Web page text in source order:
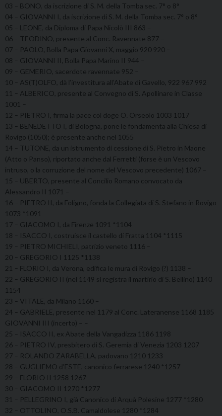
03 – BONO, da iscrizione di S. M. della Tomba sec. 7° o 8°
04 – GIOVANNI I, da iscrizione di S. M. della Tomba sec. 7° o 8°
05 – LEONE, da Diploma di Papa Nicolò III 863 –
06 – TEODINO, presente al Conc. Ravennate 877 –
07 – PAOLO, Bolla Papa Giovanni X, maggio 920 920 –
08 – GIOVANNI II, Bolla Papa Marino II 944 –
09 – GEMERIO, sacerdote ravennate 952 –
10 – AS(T)OLFO, dà l’investitura all’Abate di Gavello, 922 967 992
11 – ALBERICO, presente al Convegno di S. Apollinare in Classe
1001 –
12 – PIETRO I, firma la pace col doge O. Orseolo 1003 1017
13 – BENEDETTO I, di Bologna, pone le fondamenta alla Chiesa di
Rovigo (1050); è presente anche nel 1055
14 – TUTONE, da un istrumento di cessione di S. Pietro in Maone
(Atto o Panso), riportato anche dal Ferretti (forse è un Vescovo
intruso, o la corruzione del nome del Vescovo precedente) 1067 –
15 – UBERTO, presente al Concilio Romano convocato da
Alessandro II 1071 –
16 – PIETRO II, da Foligno, fonda la Collegiata di S. Stefano in Rovigo
1073 *1091
17 – GIACOMO I, da Firenze 1091 *1104
18 – ISACCO I, costruisce il castello di Fratta 1104 *1115
19 – PIETRO MICHIELI, patrizio veneto 1116 –
20 – GREGORIO I 1125 *1138
21 – FLORIO I, da Verona, edifica le mura di Rovigo (?) 1138 –
22 – GREGORIO II (nel 1149 si registra il martirio di S. Bellino) 1140
1154
23 – VITALE, da Milano 1160 –
24 – GABRIELE, presente nel 1179 al Conc. Lateranense 1168 1185
GIOVANNI III (incerto) – –
25 – ISACCO II, ex Abate della Vangadizza 1186 1198
26 – PIETRO IV, presbitero di S. Geremia di Venezia 1203 1207
27 – ROLANDO ZARABELLA, padovano 1210 1233
28 – GUGLIEMO d’ESTE, canonico ferrarese 1240 *1257
29 – FLORIO II 1258 1267
30 – GIACOMO II 1270 *1277
31 – PELLEGRINO I, già Canonico di Arquà Polesine 1277 *1280
32 – OTTOLINO, O.S.B. Camaldolese 1280 *1284